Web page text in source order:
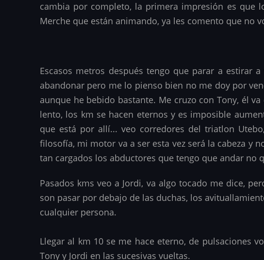
cambia por completo, la primera impresión es que
Merche que están animando, ya les comento que no
Escasos metros después tengo que parar a estirar
abandonar pero me lo pienso bien no me doy por
aunque he bebido bastante. Me cruzo con Tony, él
lento, los km se hacen eternos y es imposible
que está por allí... veo corredores del triatlon
filosofía, mi motor va a ser esta vez será la cabeza y
tan cargados los abductores que tengo que andar no
Pasados kms veo a Jordi, va algo tocado me dice,
son pasar por debajo de las duchas, los
cualquier persona.
Llegar al km 10 se me hace eterno, de pulsaciones
Tony y Jordi en las sucesivas vueltas.